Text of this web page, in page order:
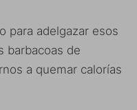
para adelgazar esos
barbacoas de
a quemar calorías